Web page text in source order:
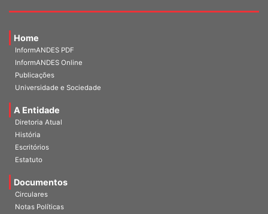
Home
InformANDES PDF
InformANDES Online
Publicações
A Entidade
Diretoria Atual
História
Escritórios
Documentos
Circulares